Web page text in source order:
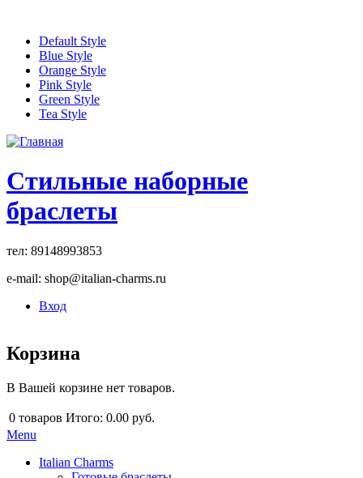
Default Style
Blue Style
Orange Style
Pink Style
Green Style
Tea Style
Стильные наборные
браслеты
тел: 89148993853
e-mail: shop@italian-charms.ru
Вход
Корзина
В Вашей корзине нет товаров.
0 товаров Итого: 0.00 руб.
Menu
Italian Charms